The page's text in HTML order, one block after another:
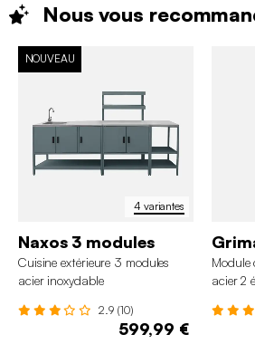
Nous vous
4 variantes
NOUVEAU
Naxos 3 modules
Cuisine extérieure 3 modules
acier inoxydable
2.9 (10)
599,99 €
Module
acier 2